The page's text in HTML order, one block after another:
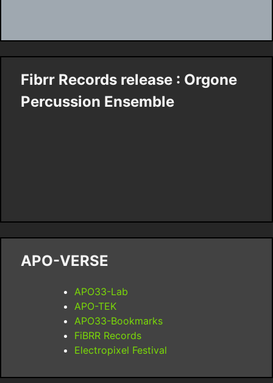
Fibrr Records release : Orgone
Percussion Ensemble
APO-VERSE
APO33-Lab
APO-TEK
APO33-Bookmarks
FiBRR Records
Electropixel Festival